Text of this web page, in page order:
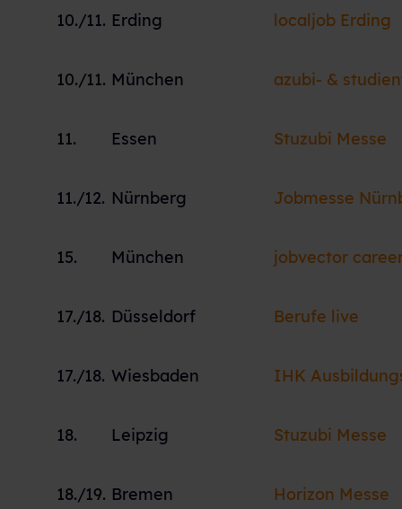
10./11. Erding localjob Erding
10./11. München azubi- &
11. Essen Stuzubi Messe
11./12. Nürnberg Jobmesse
15. München jobvector
17./18. Düsseldorf Berufe live
17./18. Wiesbaden IHK
18. Leipzig Stuzubi Messe
18./19. Bremen Horizon Messe